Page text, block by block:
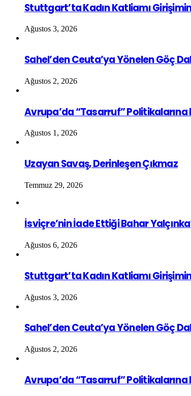
Stuttgart’ta Kadın Katliamı
Ağustos 3, 2026
Sahel’den Ceuta’ya Yönelen Göç
Ağustos 2, 2026
Avrupa’da “Tasarruf” Politikalarına
Ağustos 1, 2026
Uzayan Savaş, Derinleşen Çıkmaz
Temmuz 29, 2026
İsviçre’nin İade Ettiği Bahar
Ağustos 6, 2026
Stuttgart’ta Kadın Katliamı
Ağustos 3, 2026
Sahel’den Ceuta’ya Yönelen Göç
Ağustos 2, 2026
Avrupa’da “Tasarruf” Politikalarına